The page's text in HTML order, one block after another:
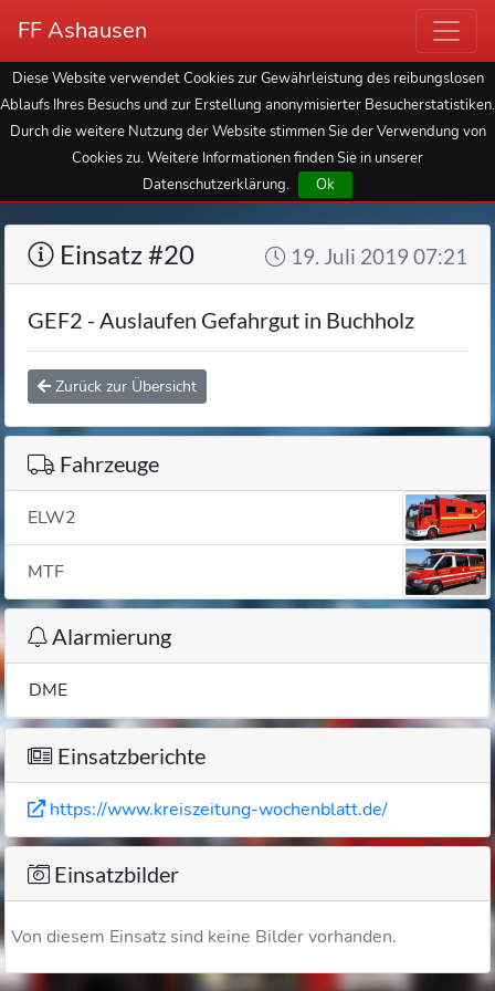
FF Ashausen
Diese Website verwendet Cookies zur Gewährleistung des reibungslosen
Ablaufs Ihres Besuchs und zur Erstellung anonymisierter Besucherstatistiken.
Durch die weitere Nutzung der Website stimmen Sie der Verwendung von
Cookies zu. Weitere Informationen finden Sie in unserer
Datenschutzerklärung.
Ok
Einsatz #20 19. Juli 2019 07:21
GEF2 - Auslaufen Gefahrgut in Buchholz
Zurück zur Übersicht
Fahrzeuge
ELW2
MTF
Alarmierung
DME
Einsatzberichte
https://www.kreiszeitung-wochenblatt.de/
Einsatzbilder
Von diesem Einsatz sind keine Bilder vorhanden.